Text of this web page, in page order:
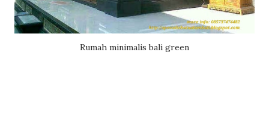
Rumah minimalis bali green